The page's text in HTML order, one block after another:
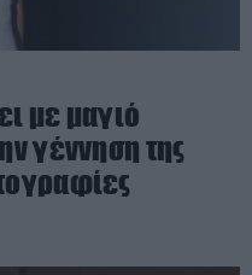
με μαγιό
γέννηση της